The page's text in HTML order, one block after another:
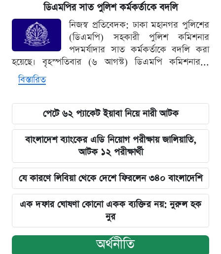
ডিএমপির সাত পুলিশ কর্মকর্তাকে বদলি
নিজস্ব প্রতিবেদক: ঢাকা মহানগর পুলিশের
(ডিএমপি) সহকারী পুলিশ কমিশনার
পদমর্যাদার সাত কর্মকর্তাকে বদলি করা
হয়েছে। বৃহস্পতিবার (৬ আগস্ট) ডিএমপি কমিশনার...
বিস্তারিত
পেটে ৬২ প্যাকেট ইয়াবা নিয়ে নারী আটক
বাংলাদেশ ব্যাংকের এডি নিয়োগ পরীক্ষায় জালিয়াতি,
আটক ১২ পরীক্ষার্থী
যে কারণে লিবিয়া থেকে দেশে ফিরলেন ৩৪০ বাংলাদেশি
এক দফার ঘোষণা কোনো একক ব্যক্তির নয়: নুরুল হক
নুর
অর্থনীতি